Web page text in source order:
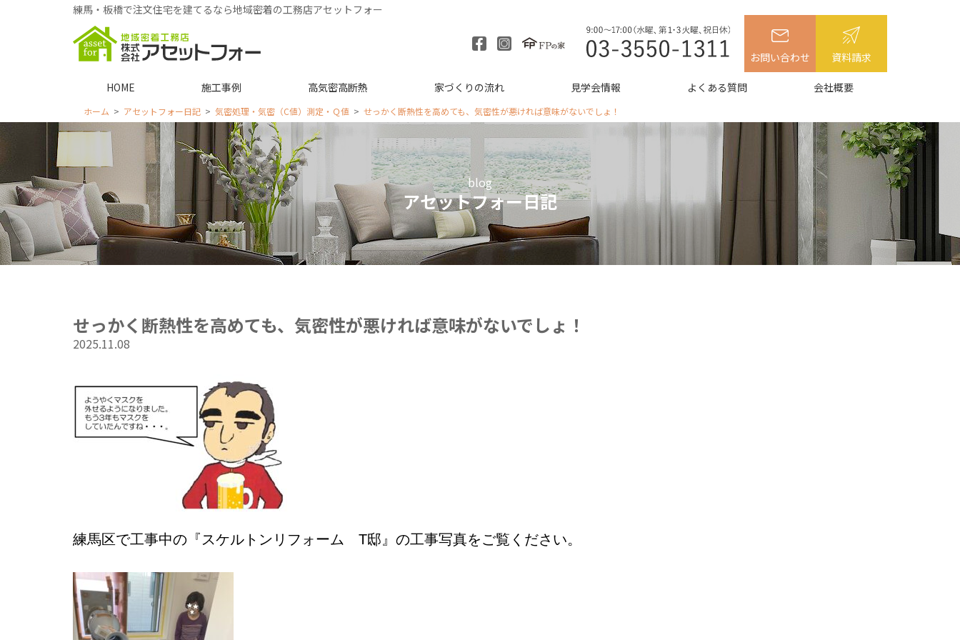
練馬・板橋で注文住宅を建てるなら地域密着の工務店アセットフォー
お問い合わせ 資料請求
HOME 施工事例 高気密高断熱 家づくりの流れ 見学会情報 よくある質問 会社概要
ホーム アセットフォー日記 気密処理・気密（C値）測定・Ｑ値 せっかく断熱性を高めても、気密性が悪ければ意味がないでしょ！
blog
アセットフォー日記
せっかく断熱性を高めても、気密性が悪ければ意味がないでしょ！
2025.11.08
練馬区で工事中の『スケルトンリフォーム T邸』の工事写真をご覧ください。